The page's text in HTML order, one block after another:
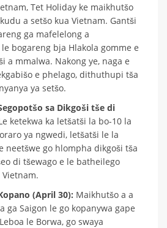
Tet Holiday ke maikhutšo
a setšo kua Vietnam. Gantši
ga mafelelong a
bogareng bja Hlakola gomme e
a mmalwa. Nakong ye, naga e
e phelago, dithuthupi tša
ya setšo.
sa Dikgoši tše di
ketekwa ka letšatši la bo-10 la
ya ngwedi, letšatši le la
neetšwe go hlompha dikgoši tša
di tšewago e le batheilego
(April 30): Maikhutšo a a
ga Saigon le go kopanywa gape
le Borwa, go swaya